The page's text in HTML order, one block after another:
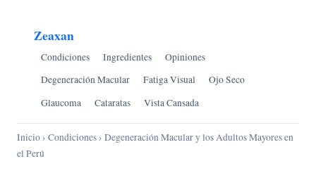
Zeaxan
Condiciones Ingredientes
Opiniones
Degeneración Macular
Fatiga Visual
Ojo Seco
Glaucoma
Cataratas Vista Cansada
Inicio› Condiciones› Degeneración Macular y los Adultos Mayores en
el Perú